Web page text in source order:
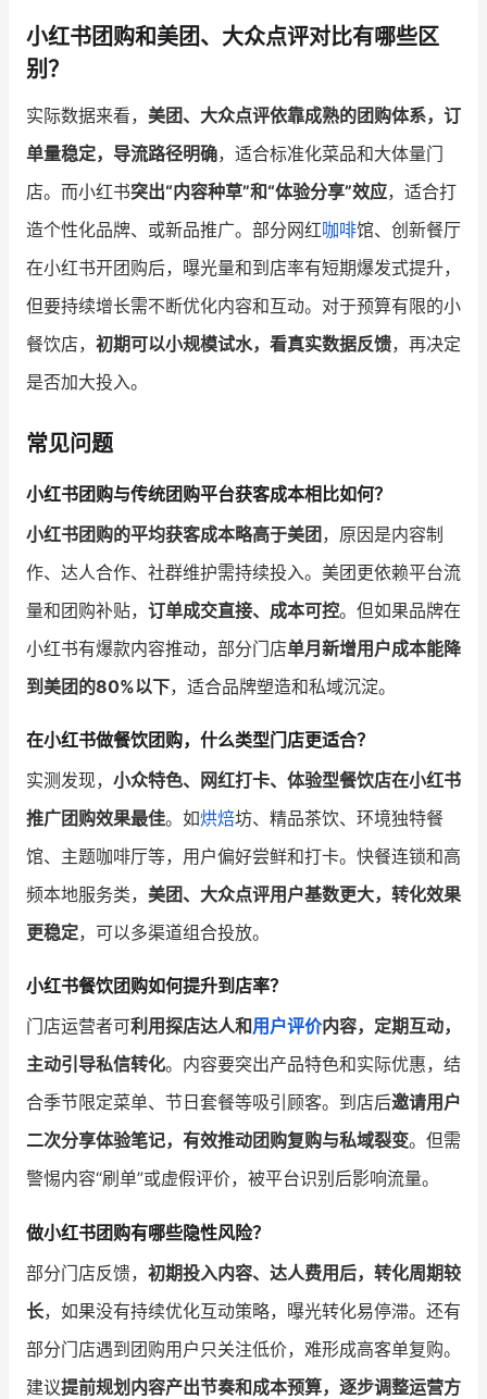
小红书团购和美团、大众点评对比有哪些区
别？
实际数据来看， 美团、大众点评依靠成熟的团购体系，订
单量稳定，导流路径明确，适合标准化菜品和大体量门
店。而小红书突出“内容种草”和“体验分享”效应，适合打
造个性化品牌、或新品推广。部分网红咖啡馆、创新餐厅
在小红书开团购后，曝光量和到店率有短期爆发式提升，
但要持续增长需不断优化内容和互动。对于预算有限的小
餐饮店， 初期可以小规模试水，看真实数据反馈，再决定
是否加大投入。
常见问题
小红书团购与传统团购平台获客成本相比如何？
小红书团购的平均获客成本略高于美团，原因是内容制
作、达人合作、社群维护需持续投入。美团更依赖平台流
量和团购补贴， 订单成交直接、成本可控。但如果品牌在
小红书有爆款内容推动，部分门店单月新增用户成本能降
到美团的80%以下，适合品牌塑造和私域沉淀。
在小红书做餐饮团购，什么类型门店更适合？
实测发现， 小众特色、网红打卡、体验型餐饮店在小红书
推广团购效果最佳。如烘焙坊、精品茶饮、环境独特餐
馆、主题咖啡厅等，用户偏好尝鲜和打卡。快餐连锁和高
频本地服务类， 美团、大众点评用户基数更大，转化效果
更稳定，可以多渠道组合投放。
小红书餐饮团购如何提升到店率？
门店运营者可利用探店达人和用户评价内容，定期互动，
主动引导私信转化。内容要突出产品特色和实际优惠，结
合季节限定菜单、节日套餐等吸引顾客。到店后邀请用户
二次分享体验笔记，有效推动团购复购与私域裂变。但需
警惕内容“刷单”或虚假评价，被平台识别后影响流量。
做小红书团购有哪些隐性风险？
部分门店反馈， 初期投入内容、达人费用后，转化周期较
长，如果没有持续优化互动策略，曝光转化易停滞。还有
部分门店遇到团购用户只关注低价，难形成高客单复购。
建议提前规划内容产出节奏和成本预算，逐步调整运营方